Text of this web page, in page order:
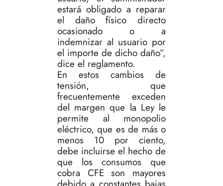
estará obligado a reparar
el daño físico directo
ocasionado o a
indemnizar al usuario por
el importe de dicho daño”,
dice el reglamento.
En estos cambios de
tensión, que
frecuentemente exceden
del margen que la Ley le
permite al monopolio
eléctrico, que es de más o
menos 10 por ciento,
debe incluirse el hecho de
que los consumos que
cobra CFE son mayores